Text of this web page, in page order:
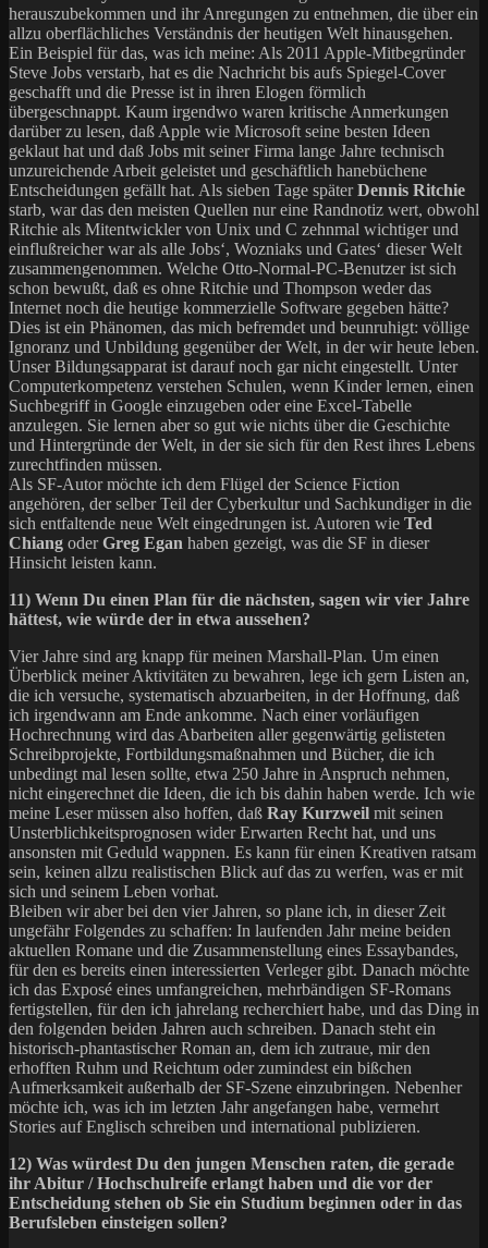
herauszubekommen und ihr Anregungen zu entnehmen, die über ein
allzu oberflächliches Verständnis der heutigen Welt hinausgehen.
Ein Beispiel für das, was ich meine: Als 2011 Apple-Mitbegründer
Steve Jobs verstarb, hat es die Nachricht bis aufs Spiegel-Cover
geschafft und die Presse ist in ihren Elogen förmlich
übergeschnappt. Kaum irgendwo waren kritische Anmerkungen
darüber zu lesen, daß Apple wie Microsoft seine besten Ideen
geklaut hat und daß Jobs mit seiner Firma lange Jahre technisch
unzureichende Arbeit geleistet und geschäftlich hanebüchene
Entscheidungen gefällt hat. Als sieben Tage späterDennis Ritchie
starb, war das den meisten Quellen nur eine Randnotiz wert, obwohl
Ritchie als Mitentwickler von Unix und C zehnmal wichtiger und
einflußreicher war als alle Jobs‘, Wozniaks und Gates‘ dieser Welt
zusammengenommen. Welche Otto-Normal-PC-Benutzer ist sich
schon bewußt, daß es ohne Ritchie und Thompson weder das
Internet noch die heutige kommerzielle Software gegeben hätte?
Dies ist ein Phänomen, das mich befremdet und beunruhigt: völlige
Ignoranz und Unbildung gegenüber der Welt, in der wir heute leben.
Unser Bildungsapparat ist darauf noch gar nicht eingestellt. Unter
Computerkompetenz verstehen Schulen, wenn Kinder lernen, einen
Suchbegriff in Google einzugeben oder eine Excel-Tabelle
anzulegen. Sie lernen aber so gut wie nichts über die Geschichte
und Hintergründe der Welt, in der sie sich für den Rest ihres Lebens
zurechtfinden müssen.
Als SF-Autor möchte ich dem Flügel der Science Fiction
angehören, der selber Teil der Cyberkultur und Sachkundiger in die
sich entfaltende neue Welt eingedrungen ist. Autoren wie Ted
Chiang oderGreg Egan haben gezeigt, was die SF in dieser
Hinsicht leisten kann.
11) Wenn Du einen Plan für die nächsten, sagen wir vier Jahre
hättest, wie würde der in etwa aussehen?
Vier Jahre sind arg knapp für meinen Marshall-Plan. Um einen
Überblick meiner Aktivitäten zu bewahren, lege ich gern Listen an,
die ich versuche, systematisch abzuarbeiten, in der Hoffnung, daß
ich irgendwann am Ende ankomme. Nach einer vorläufigen
Hochrechnung wird das Abarbeiten aller gegenwärtig gelisteten
Schreibprojekte, Fortbildungsmaßnahmen und Bücher, die ich
unbedingt mal lesen sollte, etwa 250 Jahre in Anspruch nehmen,
nicht eingerechnet die Ideen, die ich bis dahin haben werde. Ich wie
meine Leser müssen also hoffen, daß Ray Kurzweil mit seinen
Unsterblichkeitsprognosen wider Erwarten Recht hat, und uns
ansonsten mit Geduld wappnen. Es kann für einen Kreativen ratsam
sein, keinen allzu realistischen Blick auf das zu werfen, was er mit
sich und seinem Leben vorhat.
Bleiben wir aber bei den vier Jahren, so plane ich, in dieser Zeit
ungefähr Folgendes zu schaffen: In laufenden Jahr meine beiden
aktuellen Romane und die Zusammenstellung eines Essaybandes,
für den es bereits einen interessierten Verleger gibt. Danach möchte
ich das Exposé eines umfangreichen, mehrbändigen SF-Romans
fertigstellen, für den ich jahrelang recherchiert habe, und das Ding in
den folgenden beiden Jahren auch schreiben. Danach steht ein
historisch-phantastischer Roman an, dem ich zutraue, mir den
erhofften Ruhm und Reichtum oder zumindest ein bißchen
Aufmerksamkeit außerhalb der SF-Szene einzubringen. Nebenher
möchte ich, was ich im letzten Jahr angefangen habe, vermehrt
Stories auf Englisch schreiben und international publizieren.
12) Was würdest Du den jungen Menschen raten, die gerade
ihr Abitur / Hochschulreife erlangt haben und die vor der
Entscheidung stehen ob Sie ein Studium beginnen oder in das
Berufsleben einsteigen sollen?